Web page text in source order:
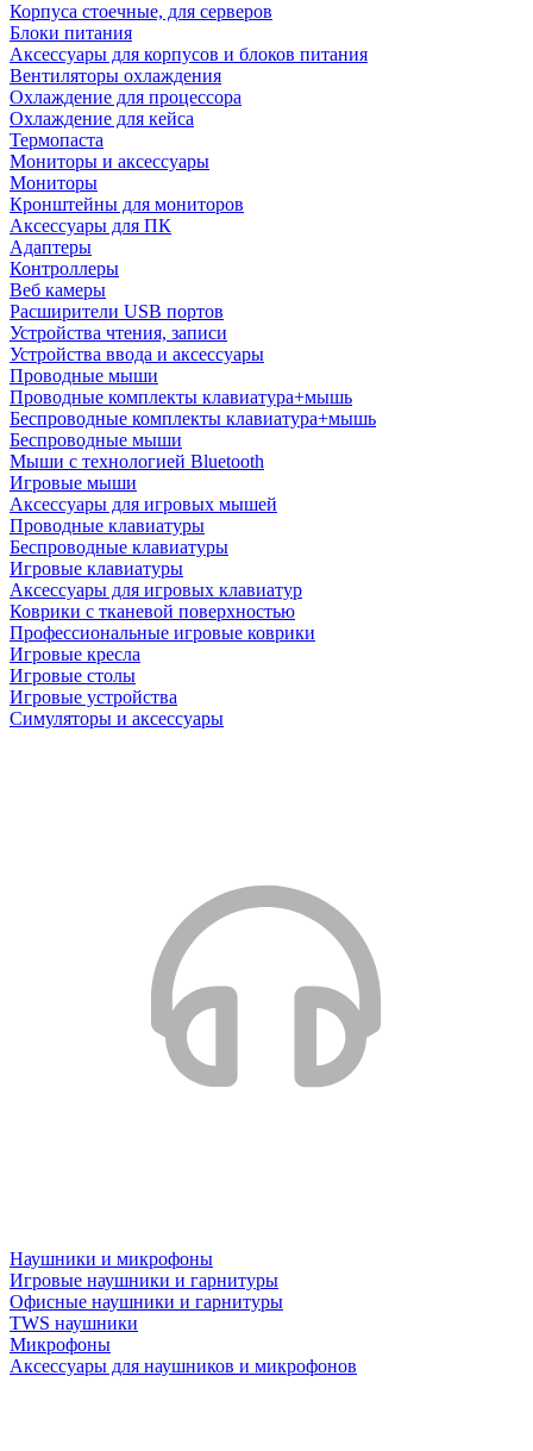
Корпуса стоечные, для серверов
Блоки питания
Аксессуары для корпусов и блоков питания
Вентиляторы охлаждения
Охлаждение для процессора
Охлаждение для кейса
Термопаста
Мониторы и аксессуары
Мониторы
Кронштейны для мониторов
Аксессуары для ПК
Адаптеры
Контроллеры
Веб камеры
Расширители USB портов
Устройства чтения, записи
Устройства ввода и аксессуары
Проводные мыши
Проводные комплекты клавиатура+мышь
Беспроводные комплекты клавиатура+мышь
Беспроводные мыши
Мыши с технологией Bluetooth
Игровые мыши
Аксессуары для игровых мышей
Проводные клавиатуры
Беспроводные клавиатуры
Игровые клавиатуры
Аксессуары для игровых клавиатур
Коврики с тканевой поверхностью
Профессиональные игровые коврики
Игровые кресла
Игровые столы
Игровые устройства
Симуляторы и аксессуары
Наушники и микрофоны
Игровые наушники и гарнитуры
Офисные наушники и гарнитуры
TWS наушники
Микрофоны
Аксессуары для наушников и микрофонов